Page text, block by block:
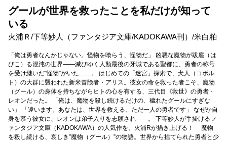
グールが世界を救ったことを私だけが知って
いる
火浦Ｒ/下等妙人（ファンタジア文庫/KADOKAWA刊）/米白粕
「俺は勇者なんかじゃない。怪物を喰らう、怪物だ」 凶悪な魔物が跋扈（は
びこ）る混沌の世界――滅びゆく人類最後の牙城である聖都に、勇者の称号
を受け継いだ”怪物”がいた……。 はじめての「迷宮」探索で、犬人（コボル
ト）の大群に襲われた新米冒険者・アリス。彼女の命を救った者こそ、魔物
（グール）の身体を持ちながらヒトの心を有する、三代目《救世》の勇者・
レオンだった。 「俺は、魔物を殺し続けるだけの、穢れたグールにすぎな
い」 「違います。あなたは、世界を救える、ただ一人の勇者です」 なぜか自
身を慕う彼女に、レオンは弟子入りを志願され――。 下等妙人が手掛けるフ
ァンタジア文庫（KADOKAWA）の人気作を、火浦Rが描き上げる！ 魔物
を殺し続ける、哀しき”魔物（グール）”の物語。世界から捨てられた勇者と少